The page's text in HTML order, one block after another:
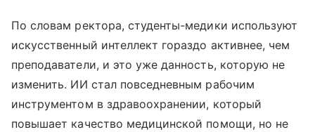
По словам ректора, студенты-медики используют
искусственный интеллект гораздо активнее, чем
преподаватели, и это уже данность, которую не
изменить. ИИ стал повседневным рабочим
инструментом в здравоохранении, который
повышает качество медицинской помощи, но не